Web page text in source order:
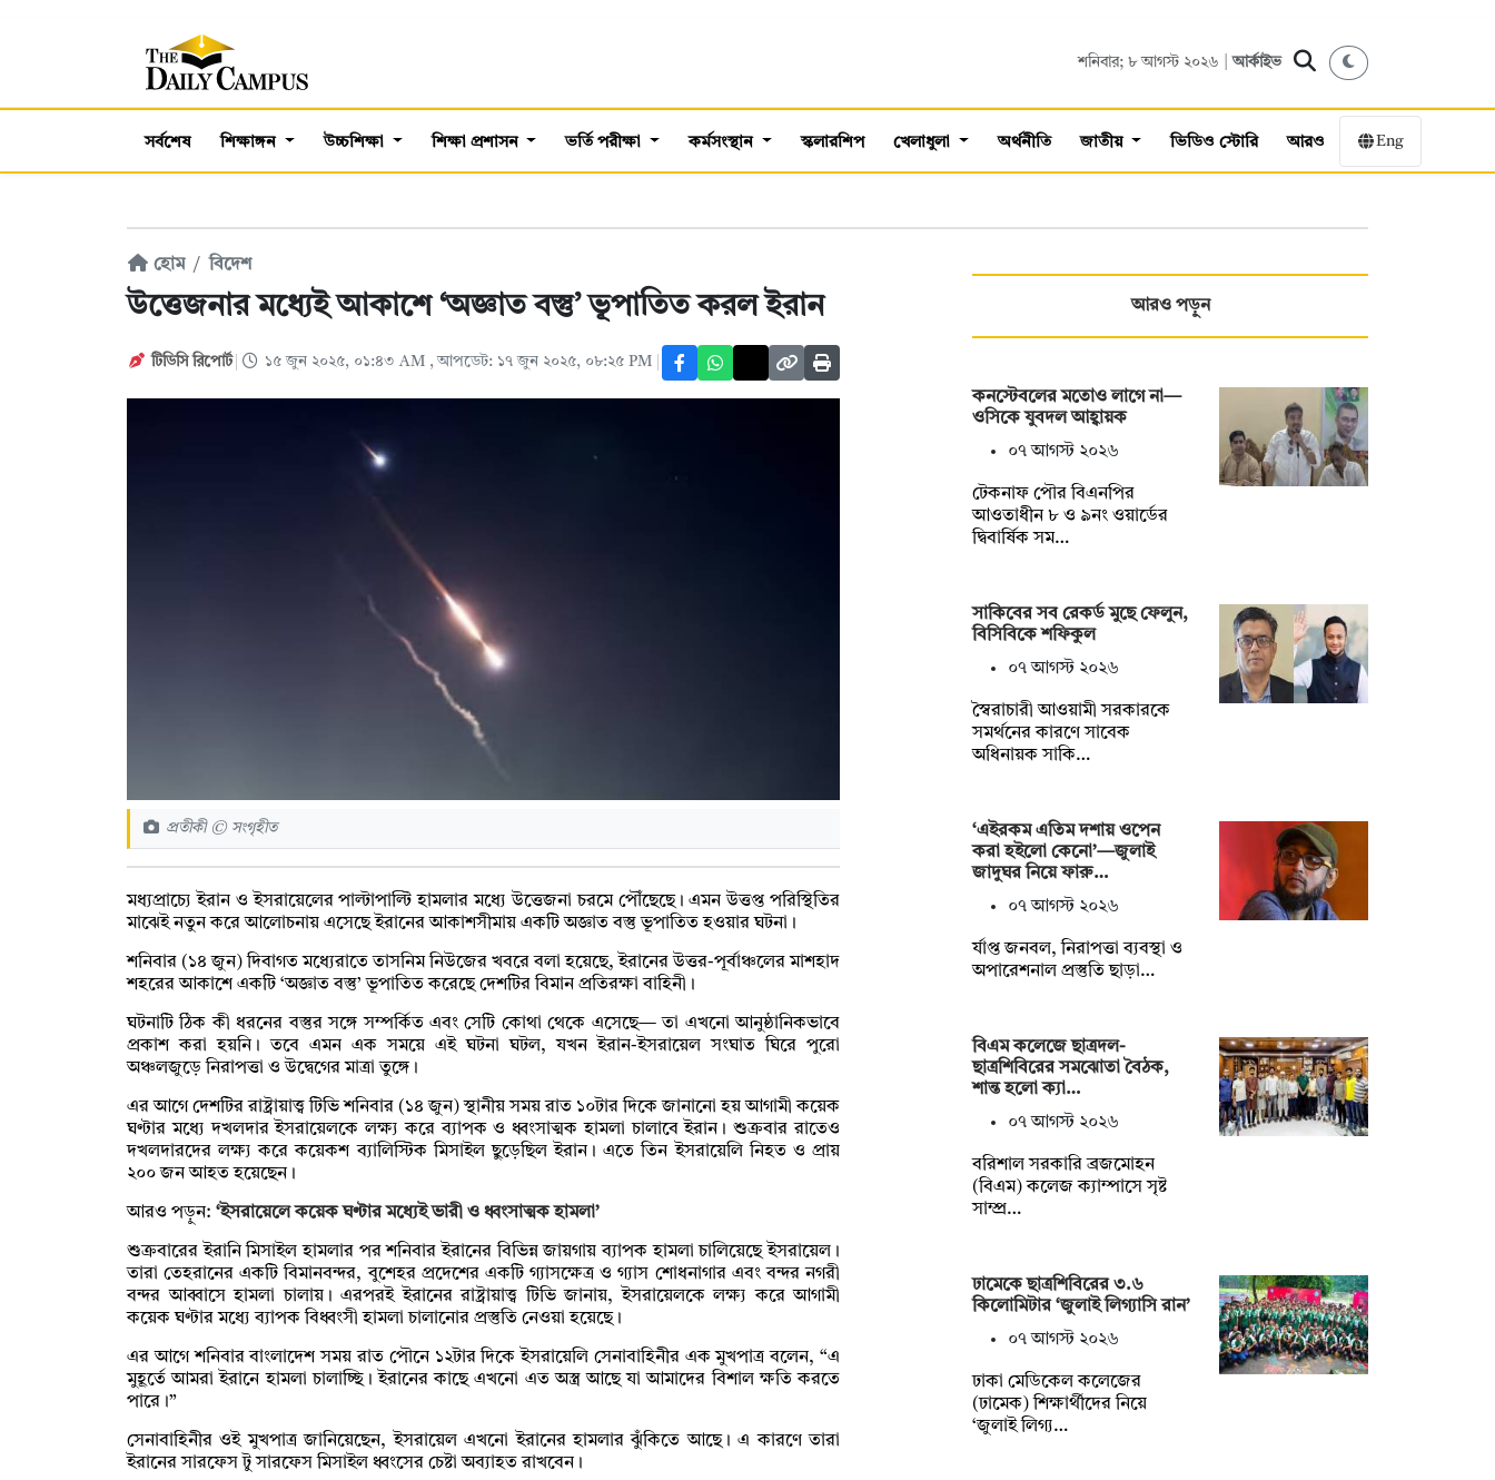
শনিবার; ৮ আগস্ট ২০২৬ |আর্কাইভ
সর্বশেষ শিক্ষাঙ্গন উচ্চশিক্ষা শিক্ষা প্রশাসন ভর্তি পরীক্ষা কর্মসংস্থান স্কলারশিপ খেলাধুলা অর্থনীতি জাতীয় ভিডিও স্টোরি আরও Eng
হোম বিদেশ
উত্তেজনার মধ্যেই আকাশে ‘অজ্ঞাত বস্তু’ ভূপাতিত করল ইরান
টিডিসি রিপোর্ট ১৫ জুন ২০২৫, ০১:৪৩ AM , আপডেট: ১৭ জুন ২০২৫, ০৮:২৫ PM
প্রতীকী © সংগৃহীত
মধ্যপ্রাচ্যে ইরান ও ইসরায়েলের পাল্টাপাল্টি হামলার মধ্যে উত্তেজনা চরমে পৌঁছেছে। এমন উত্তপ্ত পরিস্থিতির
মাঝেই নতুন করে আলোচনায় এসেছে ইরানের আকাশসীমায় একটি অজ্ঞাত বস্তু ভূপাতিত হওয়ার ঘটনা।
শনিবার (১৪ জুন) দিবাগত মধ্যেরাতে তাসনিম নিউজের খবরে বলা হয়েছে, ইরানের উত্তর-পূর্বাঞ্চলের মাশহাদ
শহরের আকাশে একটি ‘অজ্ঞাত বস্তু’ ভূপাতিত করেছে দেশটির বিমান প্রতিরক্ষা বাহিনী।
ঘটনাটি ঠিক কী ধরনের বস্তুর সঙ্গে সম্পর্কিত এবং সেটি কোথা থেকে এসেছে— তা এখনো আনুষ্ঠানিকভাবে
প্রকাশ করা হয়নি। তবে এমন এক সময়ে এই ঘটনা ঘটল, যখন ইরান-ইসরায়েল সংঘাত ঘিরে পুরো
অঞ্চলজুড়ে নিরাপত্তা ও উদ্বেগের মাত্রা তুঙ্গে।
এর আগে দেশটির রাষ্ট্রায়াত্ত্ব টিভি শনিবার (১৪ জুন) স্থানীয় সময় রাত ১০টার দিকে জানানো হয় আগামী কয়েক
ঘণ্টার মধ্যে দখলদার ইসরায়েলকে লক্ষ্য করে ব্যাপক ও ধ্বংসাত্মক হামলা চালাবে ইরান। শুক্রবার রাতেও
দখলদারদের লক্ষ্য করে কয়েকশ ব্যালিস্টিক মিসাইল ছুড়েছিল ইরান। এতে তিন ইসরায়েলি নিহত ও প্রায়
২০০ জন আহত হয়েছেন।
আরও পড়ুন: ‘ইসরায়েলে কয়েক ঘণ্টার মধ্যেই ভারী ও ধ্বংসাত্মক হামলা’
শুক্রবারের ইরানি মিসাইল হামলার পর শনিবার ইরানের বিভিন্ন জায়গায় ব্যাপক হামলা চালিয়েছে ইসরায়েল।
তারা তেহরানের একটি বিমানবন্দর, বুশেহর প্রদেশের একটি গ্যাসক্ষেত্র ও গ্যাস শোধনাগার এবং বন্দর নগরী
বন্দর আব্বাসে হামলা চালায়। এরপরই ইরানের রাষ্ট্রায়াত্ত্ব টিভি জানায়, ইসরায়েলকে লক্ষ্য করে আগামী
কয়েক ঘণ্টার মধ্যে ব্যাপক বিধ্বংসী হামলা চালানোর প্রস্তুতি নেওয়া হয়েছে।
এর আগে শনিবার বাংলাদেশ সময় রাত পৌনে ১২টার দিকে ইসরায়েলি সেনাবাহিনীর এক মুখপাত্র বলেন, “এ
মুহূর্তে আমরা ইরানে হামলা চালাচ্ছি। ইরানের কাছে এখনো এত অস্ত্র আছে যা আমাদের বিশাল ক্ষতি করতে
পারে।”
সেনাবাহিনীর ওই মুখপাত্র জানিয়েছেন, ইসরায়েল এখনো ইরানের হামলার ঝুঁকিতে আছে। এ কারণে তারা
ইরানের সারফেস টু সারফেস মিসাইল ধ্বংসের চেষ্টা অব্যাহত রাখবেন।
আরও পড়ুন
কনস্টেবলের মতোও লাগে না—
ওসিকে যুবদল আহ্বায়ক
০৭ আগস্ট ২০২৬
টেকনাফ পৌর বিএনপির
আওতাধীন ৮ ও ৯নং ওয়ার্ডের
দ্বিবার্ষিক সম…
সাকিবের সব রেকর্ড মুছে ফেলুন,
বিসিবিকে শফিকুল
০৭ আগস্ট ২০২৬
স্বৈরাচারী আওয়ামী সরকারকে
সমর্থনের কারণে সাবেক
অধিনায়ক সাকি…
‘এইরকম এতিম দশায় ওপেন
করা হইলো কেনো’—জুলাই
জাদুঘর নিয়ে ফারু…
০৭ আগস্ট ২০২৬
র্যাপ্ত জনবল, নিরাপত্তা ব্যবস্থা ও
অপারেশনাল প্রস্তুতি ছাড়া…
বিএম কলেজে ছাত্রদল-
ছাত্রশিবিরের সমঝোতা বৈঠক,
শান্ত হলো ক্যা…
০৭ আগস্ট ২০২৬
বরিশাল সরকারি ব্রজমোহন
(বিএম) কলেজ ক্যাম্পাসে সৃষ্ট
সাম্প্র…
ঢামেকে ছাত্রশিবিরের ৩.৬
কিলোমিটার ‘জুলাই লিগ্যাসি রান’
০৭ আগস্ট ২০২৬
ঢাকা মেডিকেল কলেজের
(ঢামেক) শিক্ষার্থীদের নিয়ে
‘জুলাই লিগ্য…